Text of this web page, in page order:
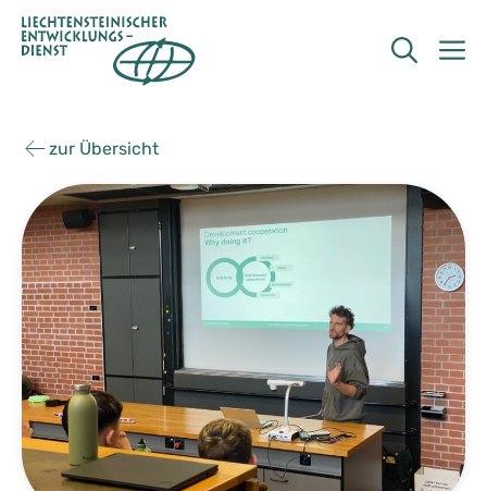
Zum
Inhalt
zur Übersicht